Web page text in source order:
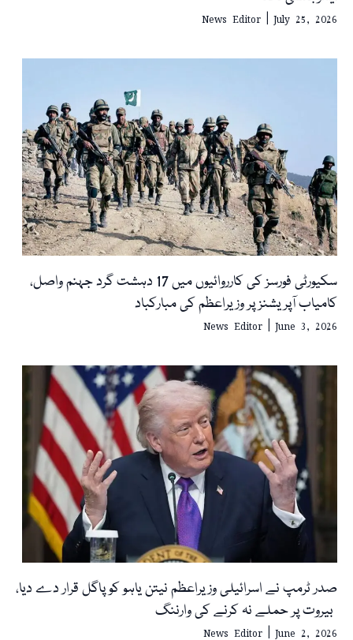
News Editor July 25, 2026
سکیورٹی فورسز کی کارروائیوں میں 17 دہشت گرد جہنم واصل،
کامیاب آپریشنز پر وزیراعظم کی مبارکباد
News Editor June 3, 2026
صدر ٹرمپ نے اسرائیلی وزیراعظم نیتن یاہو کو پاگل قرار دے دیا،
بیروت پر حملے نہ کرنے کی وارننگ
News Editor June 2, 2026